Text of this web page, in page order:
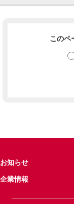
このペ
お知らせ
企業情報